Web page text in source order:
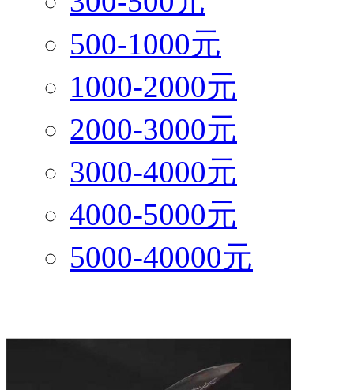
500-1000元
1000-2000元
2000-3000元
3000-4000元
4000-5000元
5000-40000元